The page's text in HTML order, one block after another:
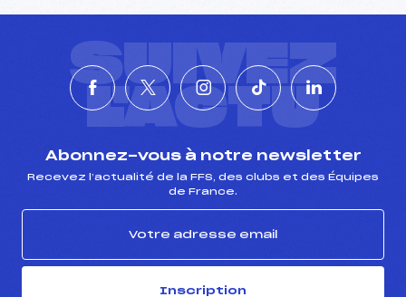
SUIVEZ
L'ACTU
Abonnez-vous à notre newsletter
Recevez l’actualité de la FFS, des clubs et des Équipes
de France.
Inscription